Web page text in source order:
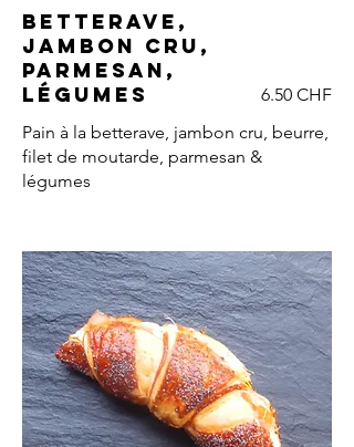
Betterave,
jambon cru,
parmesan,
légumes
Pain à la betterave, jambon cru, beurre,
filet de moutarde, parmesan &
légumes
6.50 CHF